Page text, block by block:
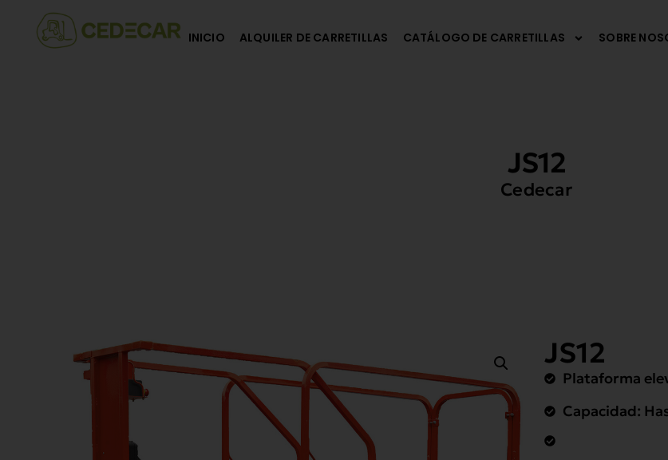
INICIO ALQUILER DE CARRETILLAS CATÁLOGO DE CARRETILLAS SOBRE
JS12
Cedecar
JS12
Plataforma
Capacidad: